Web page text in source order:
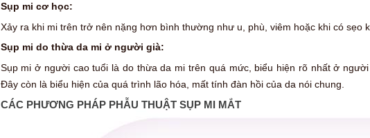
Sụp mi cơ học:
Xảy ra khi mi trên trở nên nặng hơn bình thường như u, phù, viêm hoặc khi có sẹo
Sụp mi do thừa da mi ở người già:
Sụp mi ở người cao tuổi là do thừa da mi trên quá mức, biểu hiện rõ nhất ở
Đây còn là biểu hiện của quá trình lão hóa, mất tính đàn hồi của da nói chung.
CÁC PHƯƠNG PHÁP PHẪU THUẬT SỤP MI MẮT